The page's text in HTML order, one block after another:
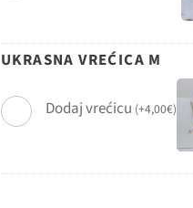
UKRASNA VREĆICA M
Dodaj vrećicu (+4,00€)